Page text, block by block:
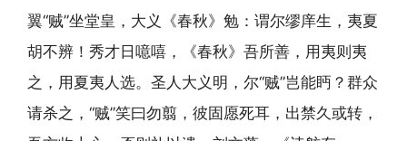
翼“贼”坐堂皇，大义《春秋》勉：谓尔缪庠生，夷夏
胡不辨！秀才日噫嘻，《春秋》吾所善，用夷则夷
之，用夏夷人选。圣人大义明，尔“贼”岂能眄？群众
请杀之，“贼”笑曰勿翦，彼固愿死耳，出禁久或转，